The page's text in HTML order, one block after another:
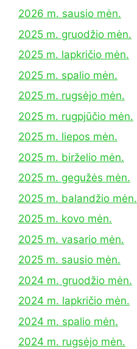
2026 m. sausio mėn.
2025 m. gruodžio mėn.
2025 m. lapkričio mėn.
2025 m. spalio mėn.
2025 m. rugsėjo mėn.
2025 m. rugpjūčio mėn.
2025 m. liepos mėn.
2025 m. birželio mėn.
2025 m. gegužės mėn.
2025 m. balandžio mėn.
2025 m. kovo mėn.
2025 m. vasario mėn.
2025 m. sausio mėn.
2024 m. gruodžio mėn.
2024 m. lapkričio mėn.
2024 m. spalio mėn.
2024 m. rugsėjo mėn.